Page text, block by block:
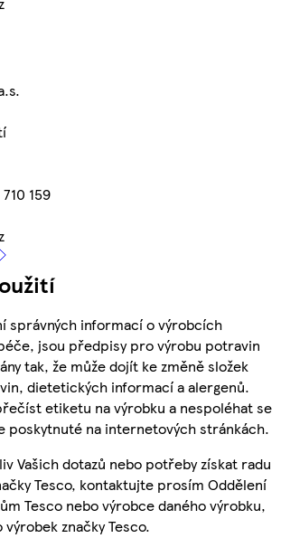
159
správných informací o výrobcích
jsou předpisy pro výrobu potravin
tak, že může dojít ke změně složek
dietetických informací a alergenů.
etiketu na výrobku a nespoléhat se
poskytnuté na internetových stránkách.
Vašich dotazů nebo potřeby získat radu
Tesco, kontaktujte prosím Oddělení
Tesco nebo výrobce daného výrobku,
značky Tesco.